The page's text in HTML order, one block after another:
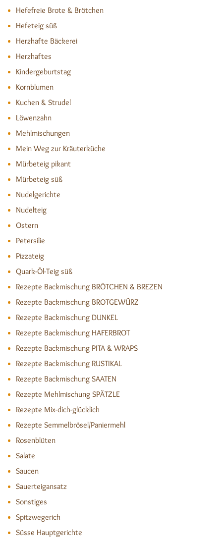
Hefefreie Brote & Brötchen
Hefeteig süß
Herzhafte Bäckerei
Herzhaftes
Kindergeburtstag
Kornblumen
Kuchen & Strudel
Löwenzahn
Mehlmischungen
Mein Weg zur Kräuterküche
Mürbeteig pikant
Mürbeteig süß
Nudelgerichte
Nudelteig
Ostern
Petersilie
Pizzateig
Quark-Öl-Teig süß
Rezepte Backmischung BRÖTCHEN & BREZEN
Rezepte Backmischung BROTGEWÜRZ
Rezepte Backmischung DUNKEL
Rezepte Backmischung HAFERBROT
Rezepte Backmischung PITA & WRAPS
Rezepte Backmischung RUSTIKAL
Rezepte Backmischung SAATEN
Rezepte Mehlmischung SPÄTZLE
Rezepte Mix-dich-glücklich
Rezepte Semmelbrösel/Paniermehl
Rosenblüten
Salate
Saucen
Sauerteigansatz
Sonstiges
Spitzwegerich
Süsse Hauptgerichte